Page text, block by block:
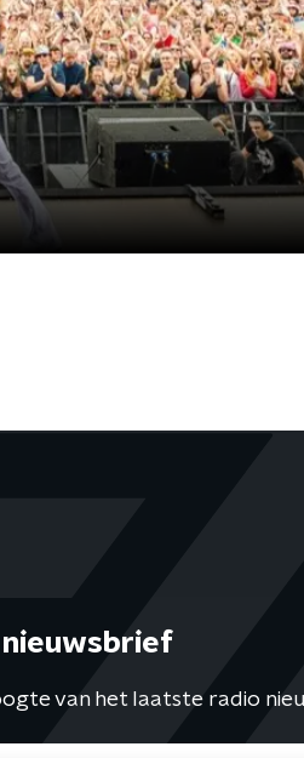
nieuwsbrief
van het laatste radio